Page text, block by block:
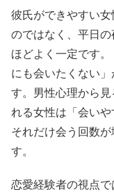
彼氏ができやすい
のではなく、平日
ほどよく一定です
にも会いたくない
す。男性心理から見
れる女性は「会いや
それだけ会う回数
す。
恋愛経験者の視点